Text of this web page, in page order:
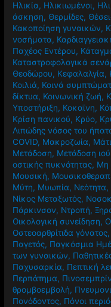
Ηλικία, Ηλικιωμένοι,
άσκηση, Θερμίδες,
Κακοποίηση γυναικών,
νοσήματα,
Παχέος Εντέρου,
Καταστροφολογικά
Θεοδώρου, Κεφαλαλγία,
Κοιλιά, Κοινά
δίκτυα, Κοινωνική ζωή,
Υποστήριξη, Κοκαϊνη,
Κρίση πανικού, Κρύο,
Λιπώδης νόσος του
COVID, Μακροζωία,
Μετάδοση, Μετάδοση ιού
οστικής πυκνότητας, Μη
Μουσική,
Μύτη, Μυωπία, Νεότητα,
Νίκος Μεταξωτός,
Πάρκινσον, Ντροπή,
Οικολογική συνείδηση,
Οστεοαρθρίτιδα γόνατος,
Παγετός, Παγκόσμια
των γυναικών,
Παχυσαρκία, Πεπτική
Περπάτημα,
θρομβοεμβολή,
Πονόδοντος, Πόνοι